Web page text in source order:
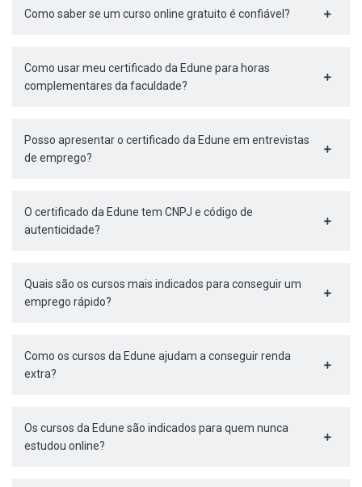
Como saber se um curso online gratuito é confiável?
Como usar meu certificado da Edune para horas
complementares da faculdade?
Posso apresentar o certificado da Edune em entrevistas
de emprego?
O certificado da Edune tem CNPJ e código de
autenticidade?
Quais são os cursos mais indicados para conseguir um
emprego rápido?
Como os cursos da Edune ajudam a conseguir renda
extra?
Os cursos da Edune são indicados para quem nunca
estudou online?